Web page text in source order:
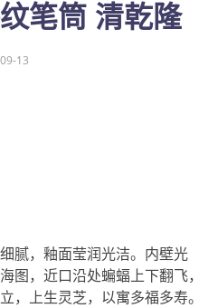
笔筒 清乾隆
13
腻，釉面莹润光洁。内壁光
图，近口沿处蝙蝠上下翻飞，
，上生灵芝，以寓多福多寿。